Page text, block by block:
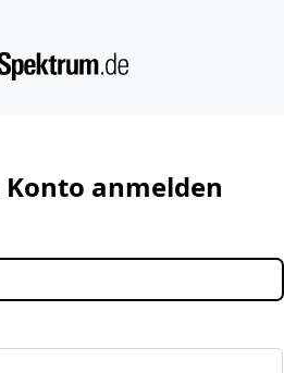
anmelden